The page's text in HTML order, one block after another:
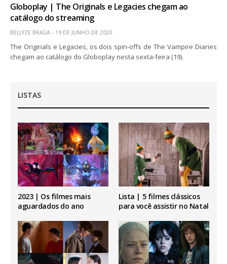
Globoplay | The Originals e Legacies chegam ao
catálogo do streaming
BELLYZE BRAGA 19 DE JUNHO DE 2020
The Originals e Legacies, os dois spin-offs de The Vampire Diaries
chegam ao catálogo do Globoplay nesta sexta-feira (19).
LISTAS
2023 | Os filmes mais
aguardados do ano
Lista | 5 filmes clássicos
para você assistir no Natal